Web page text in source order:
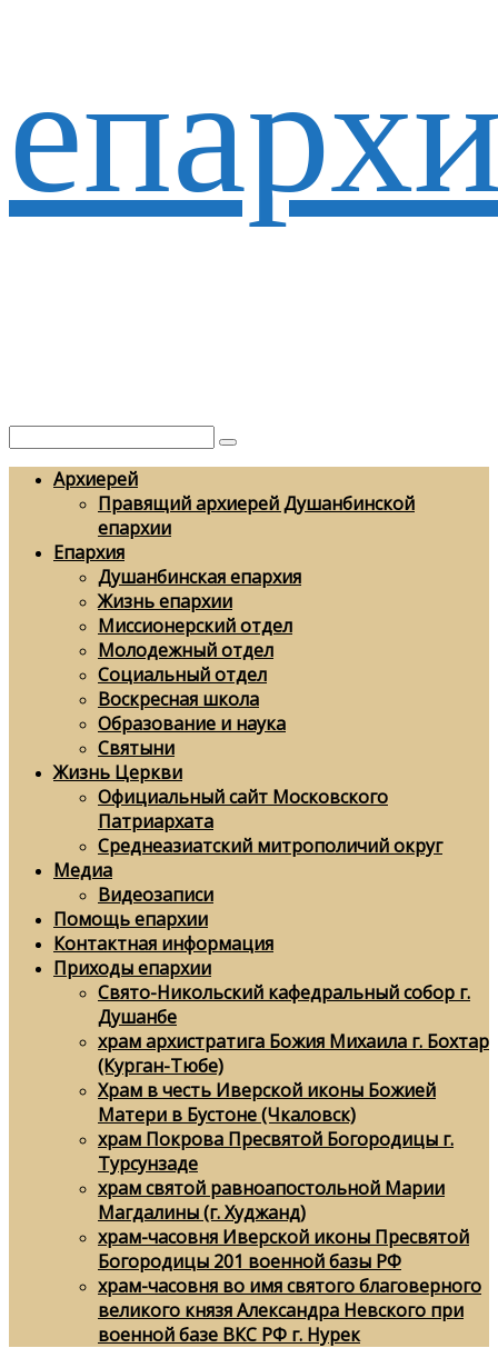
Архиерей
Правящий архиерей Душанбинской
епархии
Епархия
Душанбинская епархия
Жизнь епархии
Миссионерский отдел
Молодежный отдел
Социальный отдел
Воскресная школа
Образование и наука
Святыни
Жизнь Церкви
Официальный сайт Московского
Патриархата
Среднеазиатский митрополичий округ
Медиа
Видеозаписи
Помощь епархии
Контактная информация
Приходы епархии
Свято-Никольский кафедральный собор г.
Душанбе
храм архистратига Божия Михаила г. Бохтар
(Курган-Тюбе)
Храм в честь Иверской иконы Божией
Матери в Бустоне (Чкаловск)
храм Покрова Пресвятой Богородицы г.
Турсунзаде
храм святой равноапостольной Марии
Магдалины (г. Худжанд)
храм-часовня Иверской иконы Пресвятой
Богородицы 201 военной базы РФ
храм-часовня во имя святого благоверного
великого князя Александра Невского при
военной базе ВКС РФ г. Нурек